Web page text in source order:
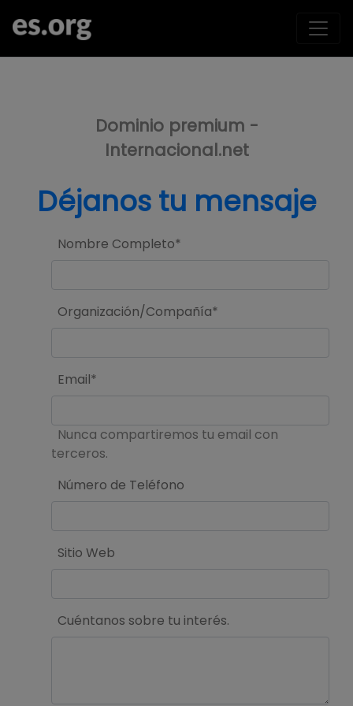
Dominio premium -
Internacional.net
Déjanos tu mensaje
Nombre Completo*
Organización/Compañía*
Email*
Nunca compartiremos tu email con
terceros.
Número de Teléfono
Sitio Web
Cuéntanos sobre tu interés.